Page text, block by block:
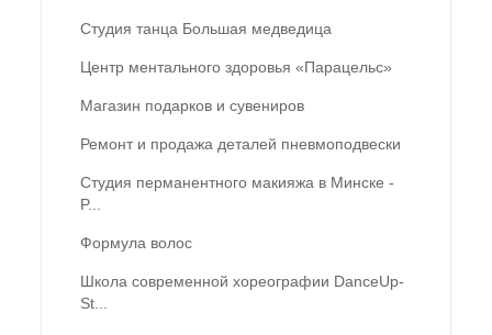
Студия танца Большая медведица
Центр ментального здоровья «Парацельс»
Магазин подарков и сувениров
Ремонт и продажа деталей пневмоподвески
Студия перманентного макияжа в Минске -
P...
Формула волос
Школа современной хореографии DanceUp-
St...